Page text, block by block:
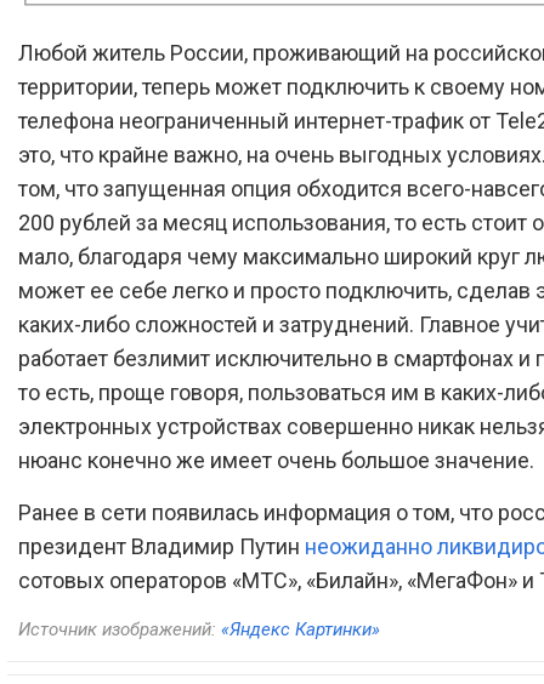
Любой житель России, проживающий на
территории, теперь может подключить к своему
телефона неограниченный интернет-трафик от
это, что крайне важно, на очень выгодных
том, что запущенная опция обходится всего-
200 рублей за месяц использования, то есть стоит
мало, благодаря чему максимально широкий круг
может ее себе легко и просто подключить, сделав
каких-либо сложностей и затруднений. Главное
работает безлимит исключительно в смартфонах и
то есть, проще говоря, пользоваться им в каких-
электронных устройствах совершенно никак
нюанс конечно же имеет очень большое значение.
Ранее в сети появилась информация о том, что
президент Владимир Путин неожиданно
сотовых операторов «МТС», «Билайн», «МегаФон» и
Источник изображений: «Яндекс Картинки»